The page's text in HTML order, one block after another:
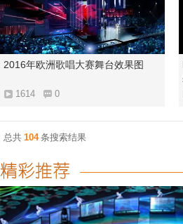
2016年欧洲歌唱大赛舞台效果图
1614 0
总共 104 条搜索结果